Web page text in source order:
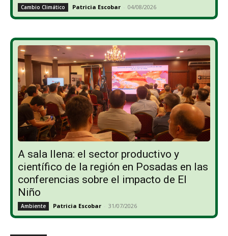
Cambio Climático Patricia Escobar - 04/08/2026
A sala llena: el sector productivo y
científico de la región en Posadas en las
conferencias sobre el impacto de El
Niño
Ambiente Patricia Escobar - 31/07/2026